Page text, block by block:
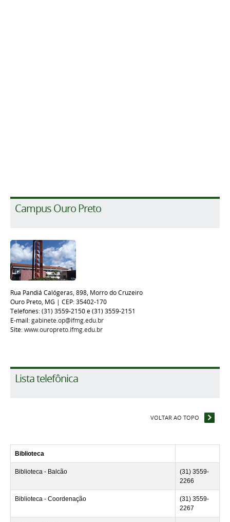
Campus Ouro Preto
Rua Pandiá Calógeras, 898, Morro do Cruzeiro
Ouro Preto, MG | CEP: 35402-170
Telefones: (31) 3559-2150 e (31) 3559-2151
E-mail:gabinete.op@ifmg.edu.br
Site:www.ouropreto.ifmg.edu.br
Lista telefônica
VOLTAR AO TOPO
Biblioteca
Biblioteca - Balcão
(31) 3559-
2266
Biblioteca - Coordenação
(31) 3559-
2267